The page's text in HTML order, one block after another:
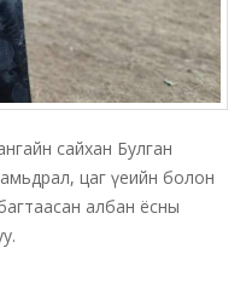
сайхан Булган
цаг үеийн болон
албан ёсны